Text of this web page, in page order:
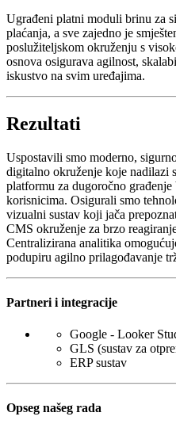
Ugrađeni platni moduli brinu za
plaćanja, a sve zajedno je
poslužiteljskom okruženju s
osnova osigurava agilnost,
iskustvo na svim uređajima.
Rezultati
Uspostavili smo moderno,
digitalno okruženje koje nadilazi
platformu za dugoročno
korisnicima. Osigurali smo
vizualni sustav koji jača
CMS okruženje za brzo
Centralizirana analitika
podupiru agilno prilagođavanje
Partneri i integracije
Google - Looker
GLS (sustav za
ERP sustav
Opseg našeg rada